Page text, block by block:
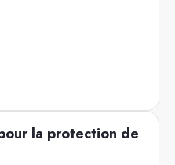
la protection de